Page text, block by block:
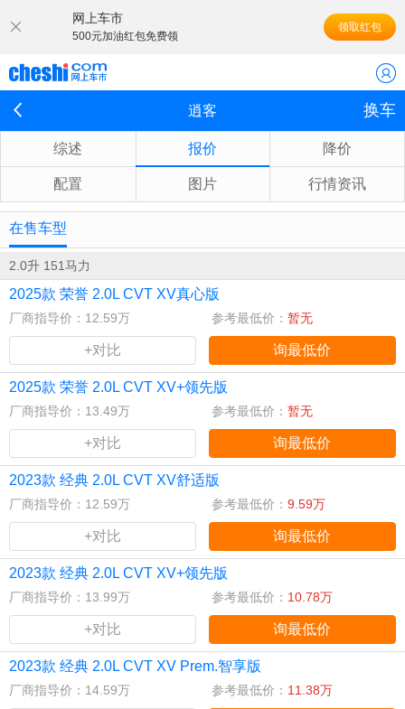
网上车市
500元加油红包免费领
领取红包
逍客 换车
综述 报价 降价
配置 图片 行情资讯
在售车型
2.0升 151马力
2025款 荣誉 2.0L CVT XV真心版
厂商指导价：12.59万 参考最低价： 暂无
+对比 询最低价
2025款 荣誉 2.0L CVT XV+领先版
厂商指导价：13.49万 参考最低价： 暂无
+对比 询最低价
2023款 经典 2.0L CVT XV舒适版
厂商指导价：12.59万 参考最低价： 9.59万
+对比 询最低价
2023款 经典 2.0L CVT XV+领先版
厂商指导价：13.99万 参考最低价： 10.78万
+对比 询最低价
2023款 经典 2.0L CVT XV Prem.智享版
厂商指导价：14.59万 参考最低价： 11.38万